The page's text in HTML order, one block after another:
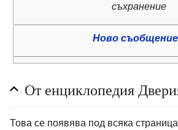
съхранение
Ново съобщение
От енциклопедия
Това се появява под всяка